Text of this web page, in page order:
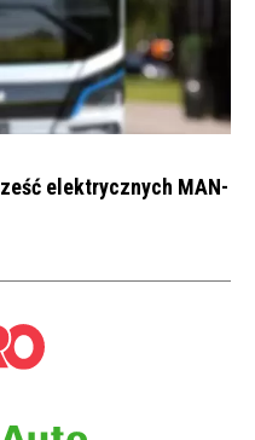
elektrycznych MAN-